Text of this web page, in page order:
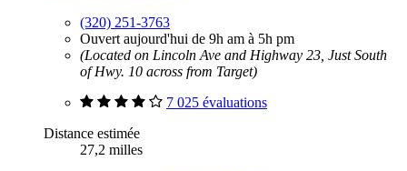
(320) 251-3763
Ouvert aujourd'hui de 9h am à 5h pm
(Located on Lincoln Ave and Highway 23, Just South
of Hwy. 10 across from Target)
7 025 évaluations
Distance estimée
27,2 milles